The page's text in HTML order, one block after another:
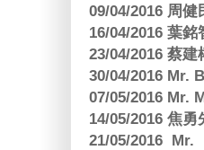
09/04/2016 周
16/04/2016 葉
23/04/2016 蔡
30/04/2016 Mr.
07/05/2016 Mr.
14/05/2016 焦
21/05/2016